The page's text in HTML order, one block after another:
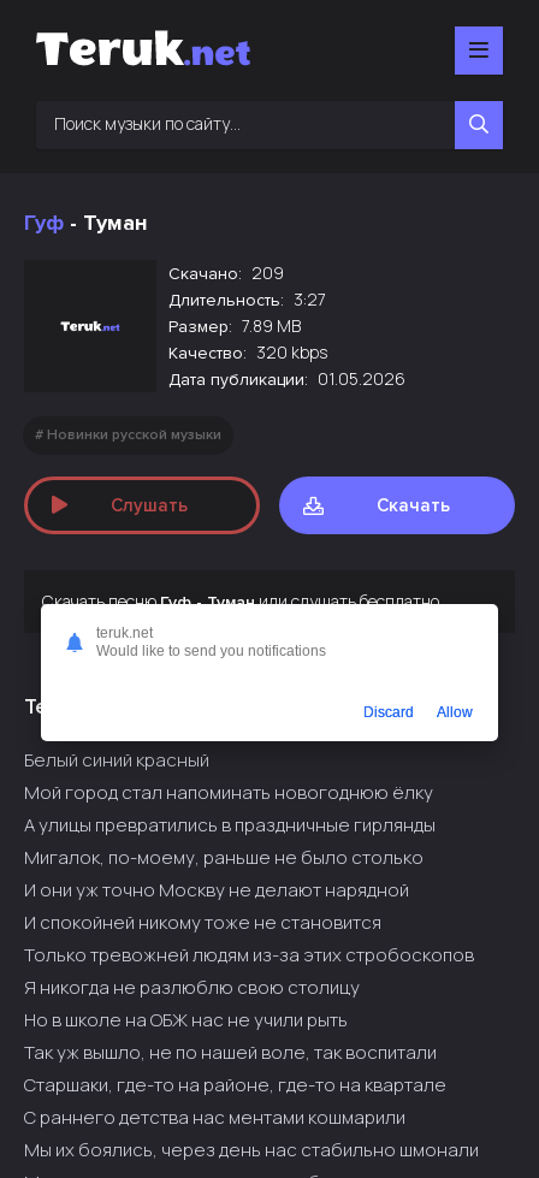
Гуф - Туман
Скачано: 209
Длительность: 3:27
Размер: 7.89 MB
Качество: 320 kbps
Дата публикации: 01.05.2026
Новинки русской музыки
Слушать Скачать
Скачать песнюГуф - Туманили слушать бесплатно
Текст припева:
Белый синий красный
Мой город стал напоминать новогоднюю ёлку
А улицы превратились в праздничные гирлянды
Мигалок, по-моему, раньше не было столько
И они уж точно Москву не делают нарядной
И спокойней никому тоже не становится
Только тревожней людям из-за этих стробоскопов
Я никогда не разлюблю свою столицу
Но в школе на ОБЖ нас не учили рыть
Так уж вышло, не по нашей воле, так воспитали
Старшаки, где-то на районе, где-то на квартале
С раннего детства нас ментами кошмарили
Мы их боялись, через день нас стабильно шмонали
teruk.net
Would like to send you notifications
Discard Allow